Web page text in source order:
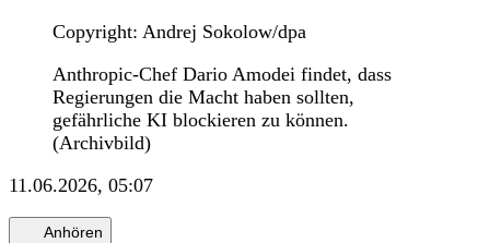
Copyright: Andrej Sokolow/dpa
Anthropic-Chef Dario Amodei findet, dass
Regierungen die Macht haben sollten,
gefährliche KI blockieren zu können.
(Archivbild)
11.06.2026, 05:07
Anhören